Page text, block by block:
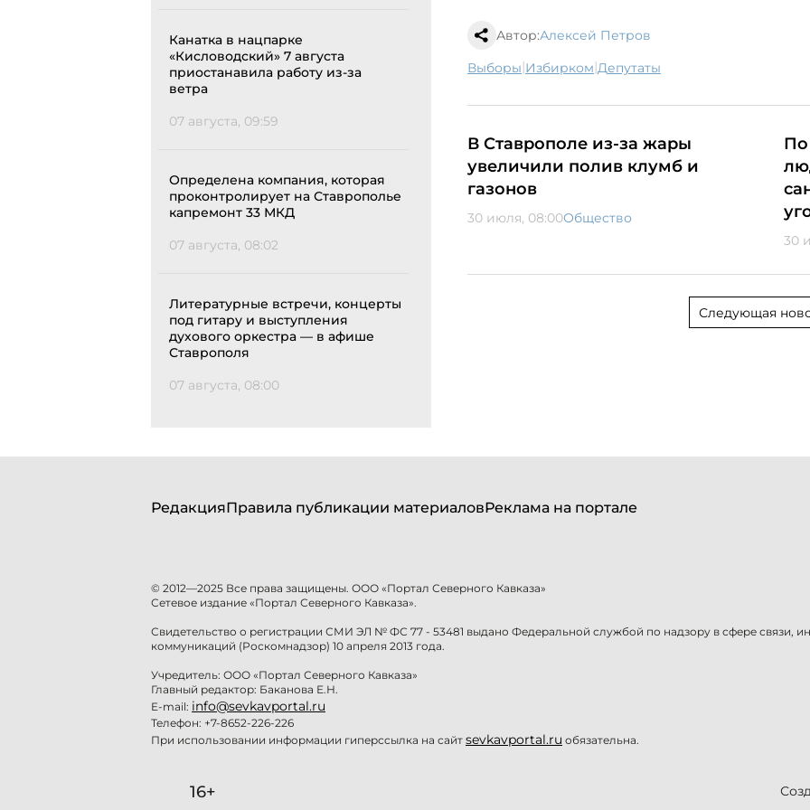
Канатка в нацпарке
«Кисловодский» 7 августа
приостанавила работу из-за
ветра
07 августа, 09:59
Определена компания, которая
проконтролирует на Ставрополье
капремонт 33 МКД
07 августа, 08:02
Литературные встречи, концерты
под гитару и выступления
духового оркестра — в афише
Ставрополя
07 августа, 08:00
Автор:Алексей Петров
выборы| избирком| депутаты
В Ставрополе из-за жары
увеличили полив клумб и
газонов
30 июля, 08:00Общество
По
30
Следующая
РедакцияПравила публикации материаловРеклама на портале
© 2012—2025 Все права защищены. ООО «Портал Северного Кавказа»
Сетевое издание «Портал Северного Кавказа».
Свидетельство о регистрации СМИ ЭЛ № ФС 77 - 53481 выдано Федеральной службой по надзору в сфере связи,
коммуникаций (Роскомнадзор) 10 апреля 2013 года.
Учредитель: ООО «Портал Северного Кавказа»
Главный редактор: Баканова Е.Н.
E-mail: info@sevkavportal.ru
Телефон: +7-8652-226-226
При использовании информации гиперссылка на сайт sevkavportal.ru обязательна.
16+